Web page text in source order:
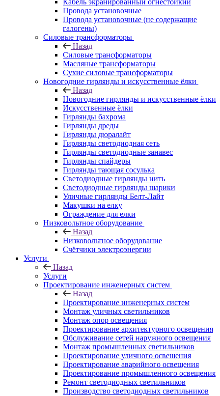
Кабель экранированный огнестойкий
Провода установочные
Провода установочные (не содержащие
галогены)
Силовые трансформаторы
Назад
Силовые трансформаторы
Масляные трансформаторы
Сухие силовые трансформаторы
Новогодние гирлянды и искусственные ёлки
Назад
Новогодние гирлянды и искусственные ёлки
Искусственные ёлки
Гирлянды бахрома
Гирлянды дреды
Гирлянды дюралайт
Гирлянды светодиодная сеть
Гирлянды светодиодные занавес
Гирлянды спайдеры
Гирлянды тающая сосулька
Светодиодные гирлянды нить
Светодиодные гирлянды шарики
Уличные гирлянды Белт-Лайт
Макушки на елку
Ограждение для елки
Низковольтное оборудование
Назад
Низковольтное оборудование
Счётчики электроэнергии
Услуги
Назад
Услуги
Проектирование инженерных систем
Назад
Проектирование инженерных систем
Монтаж уличных светильников
Монтаж опор освещения
Проектирование архитектурного освещения
Обслуживание сетей наружного освещения
Монтаж промышленных светильников
Проектирование уличного освещения
Проектирование аварийного освещения
Проектирование промышленного освещения
Ремонт светодиодных светильников
Производство светодиодных светильников